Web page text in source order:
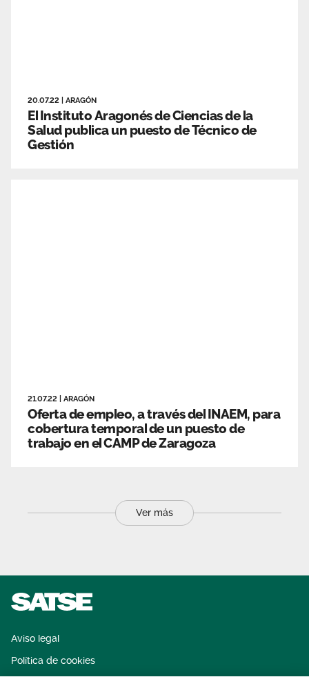
20.07.22 ARAGÓN
El Instituto Aragonés de Ciencias de la
Salud publica un puesto de Técnico de
Gestión
21.07.22 ARAGÓN
Oferta de empleo, a través del INAEM, para
cobertura temporal de un puesto de
trabajo en el CAMP de Zaragoza
Ver más
Aviso legal
Política de cookies